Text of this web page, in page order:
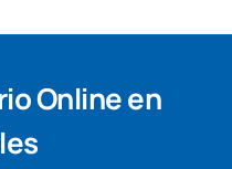
Online en